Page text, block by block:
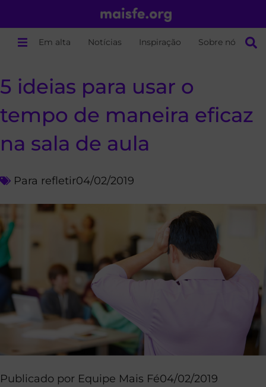
Em alta Notícias Inspiração Sobre nós
5 ideias para usar o
tempo de maneira eficaz
na sala de aula
Para refletir04/02/2019
Publicado por Equipe Mais Fé04/02/2019